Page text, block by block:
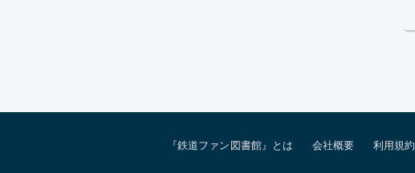
『鉄道ファン図書館』とは 会社概要 利用規約